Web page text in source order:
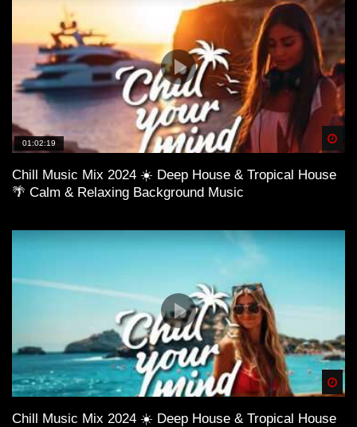
01:02:19
Chill Music Mix 2024 ☀️ Deep House & Tropical House
🌴 Calm & Relaxing Background Music
Chill Music Mix 2024 ☀️ Deep House & Tropical House